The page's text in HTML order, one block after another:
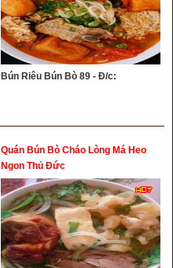
Bún Riêu Bún Bò 89 - Đ/c:
Quán Bún Bò Cháo Lòng Má Heo
Ngon Thủ Đức